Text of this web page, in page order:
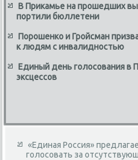
В Прикамье на прошедших
портили бюллетени
Порошенко и Гройсман
к людям с инвалидностью
Единый день голосования в
эксцессов
«Единая Россия»
голосовать за